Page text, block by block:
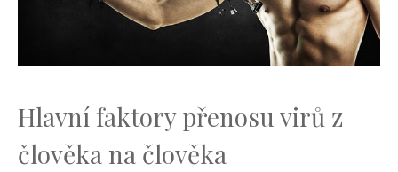
Hlavní faktory přenosu ​virů z
člověka na člověka